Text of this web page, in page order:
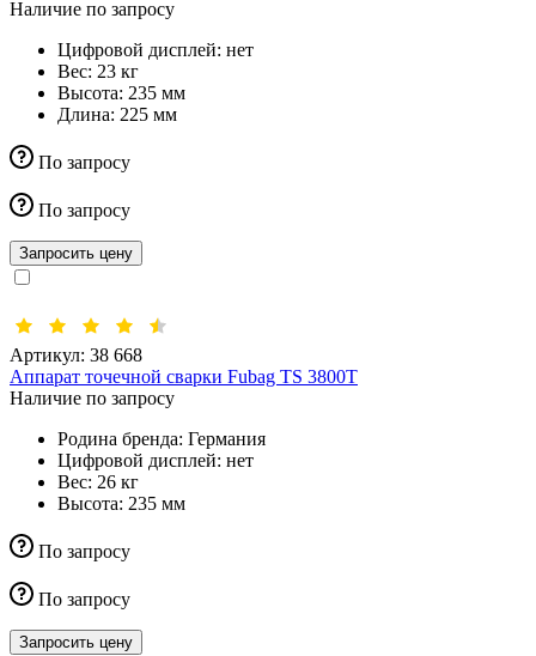
Наличие по запросу
Цифровой дисплей: нет
Вес: 23 кг
Высота: 235 мм
Длина: 225 мм
По запросу
По запросу
Запросить цену
Артикул: 38 668
Аппарат точечной сварки Fubag TS 3800T
Наличие по запросу
Родина бренда: Германия
Цифровой дисплей: нет
Вес: 26 кг
Высота: 235 мм
По запросу
По запросу
Запросить цену